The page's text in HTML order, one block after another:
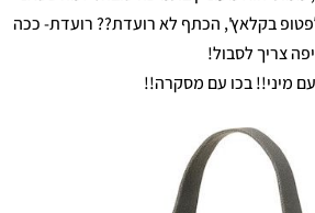
בקלאץ', הכתף לא רועדת?? רועדת- ככה
צריך לסבול!
מיני!! בכו עם מסקרה!!